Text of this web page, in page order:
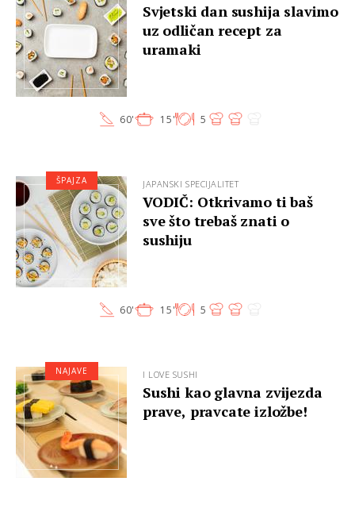
Svjetski dan sushija slavimo
uz odličan recept za
uramaki
60' 15' 5
JAPANSKI SPECIJALITET
VODIČ: Otkrivamo ti baš
sve što trebaš znati o
sushiju
60' 15' 5
ŠPAJZA
I LOVE SUSHI
Sushi kao glavna zvijezda
prave, pravcate izložbe!
NAJAVE